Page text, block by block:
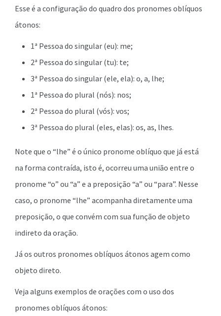
Esse é a configuração do quadro dos pronomes oblíquos
átonos:
1ª Pessoa do singular (eu): me;
2ª Pessoa do singular (tu): te;
3ª Pessoa do singular (ele, ela): o, a, lhe;
1ª Pessoa do plural (nós): nos;
2ª Pessoa do plural (vós): vos;
3ª Pessoa do plural (eles, elas): os, as, lhes.
Note que o “lhe” é o único pronome oblíquo que já está
na forma contraída, isto é, ocorreu uma união entre o
pronome “o” ou “a” e a preposição “a” ou “para”. Nesse
caso, o pronome “lhe” acompanha diretamente uma
preposição, o que convém com sua função de objeto
indireto da oração.
Já os outros pronomes oblíquos átonos agem como
objeto direto.
Veja alguns exemplos de orações com o uso dos
pronomes oblíquos átonos: